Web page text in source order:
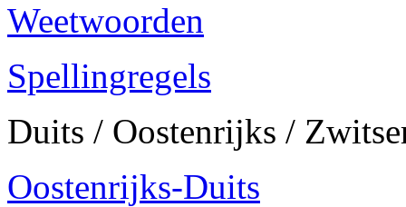
Weetwoorden
Spellingregels
Duits / Oostenrijks /
Oostenrijks-Duits